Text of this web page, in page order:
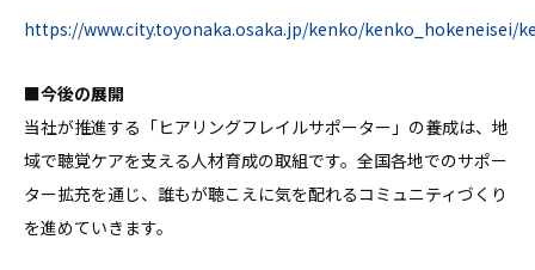
https://www.city.toyonaka.osaka.jp/kenko/
■今後の展開
当社が推進する「ヒアリングフレイルサポーター」の養成は、地
域で聴覚ケアを支える人材育成の取組です。全国各地でのサポー
ター拡充を通じ、誰もが聴こえに気を配れるコミュニティづくり
を進めていきます。